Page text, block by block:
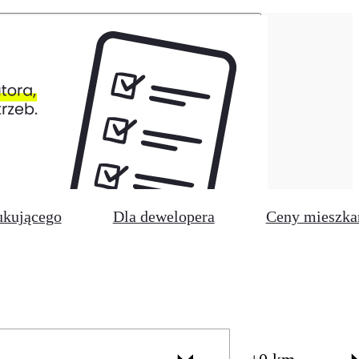
Dla dewelopera Ceny